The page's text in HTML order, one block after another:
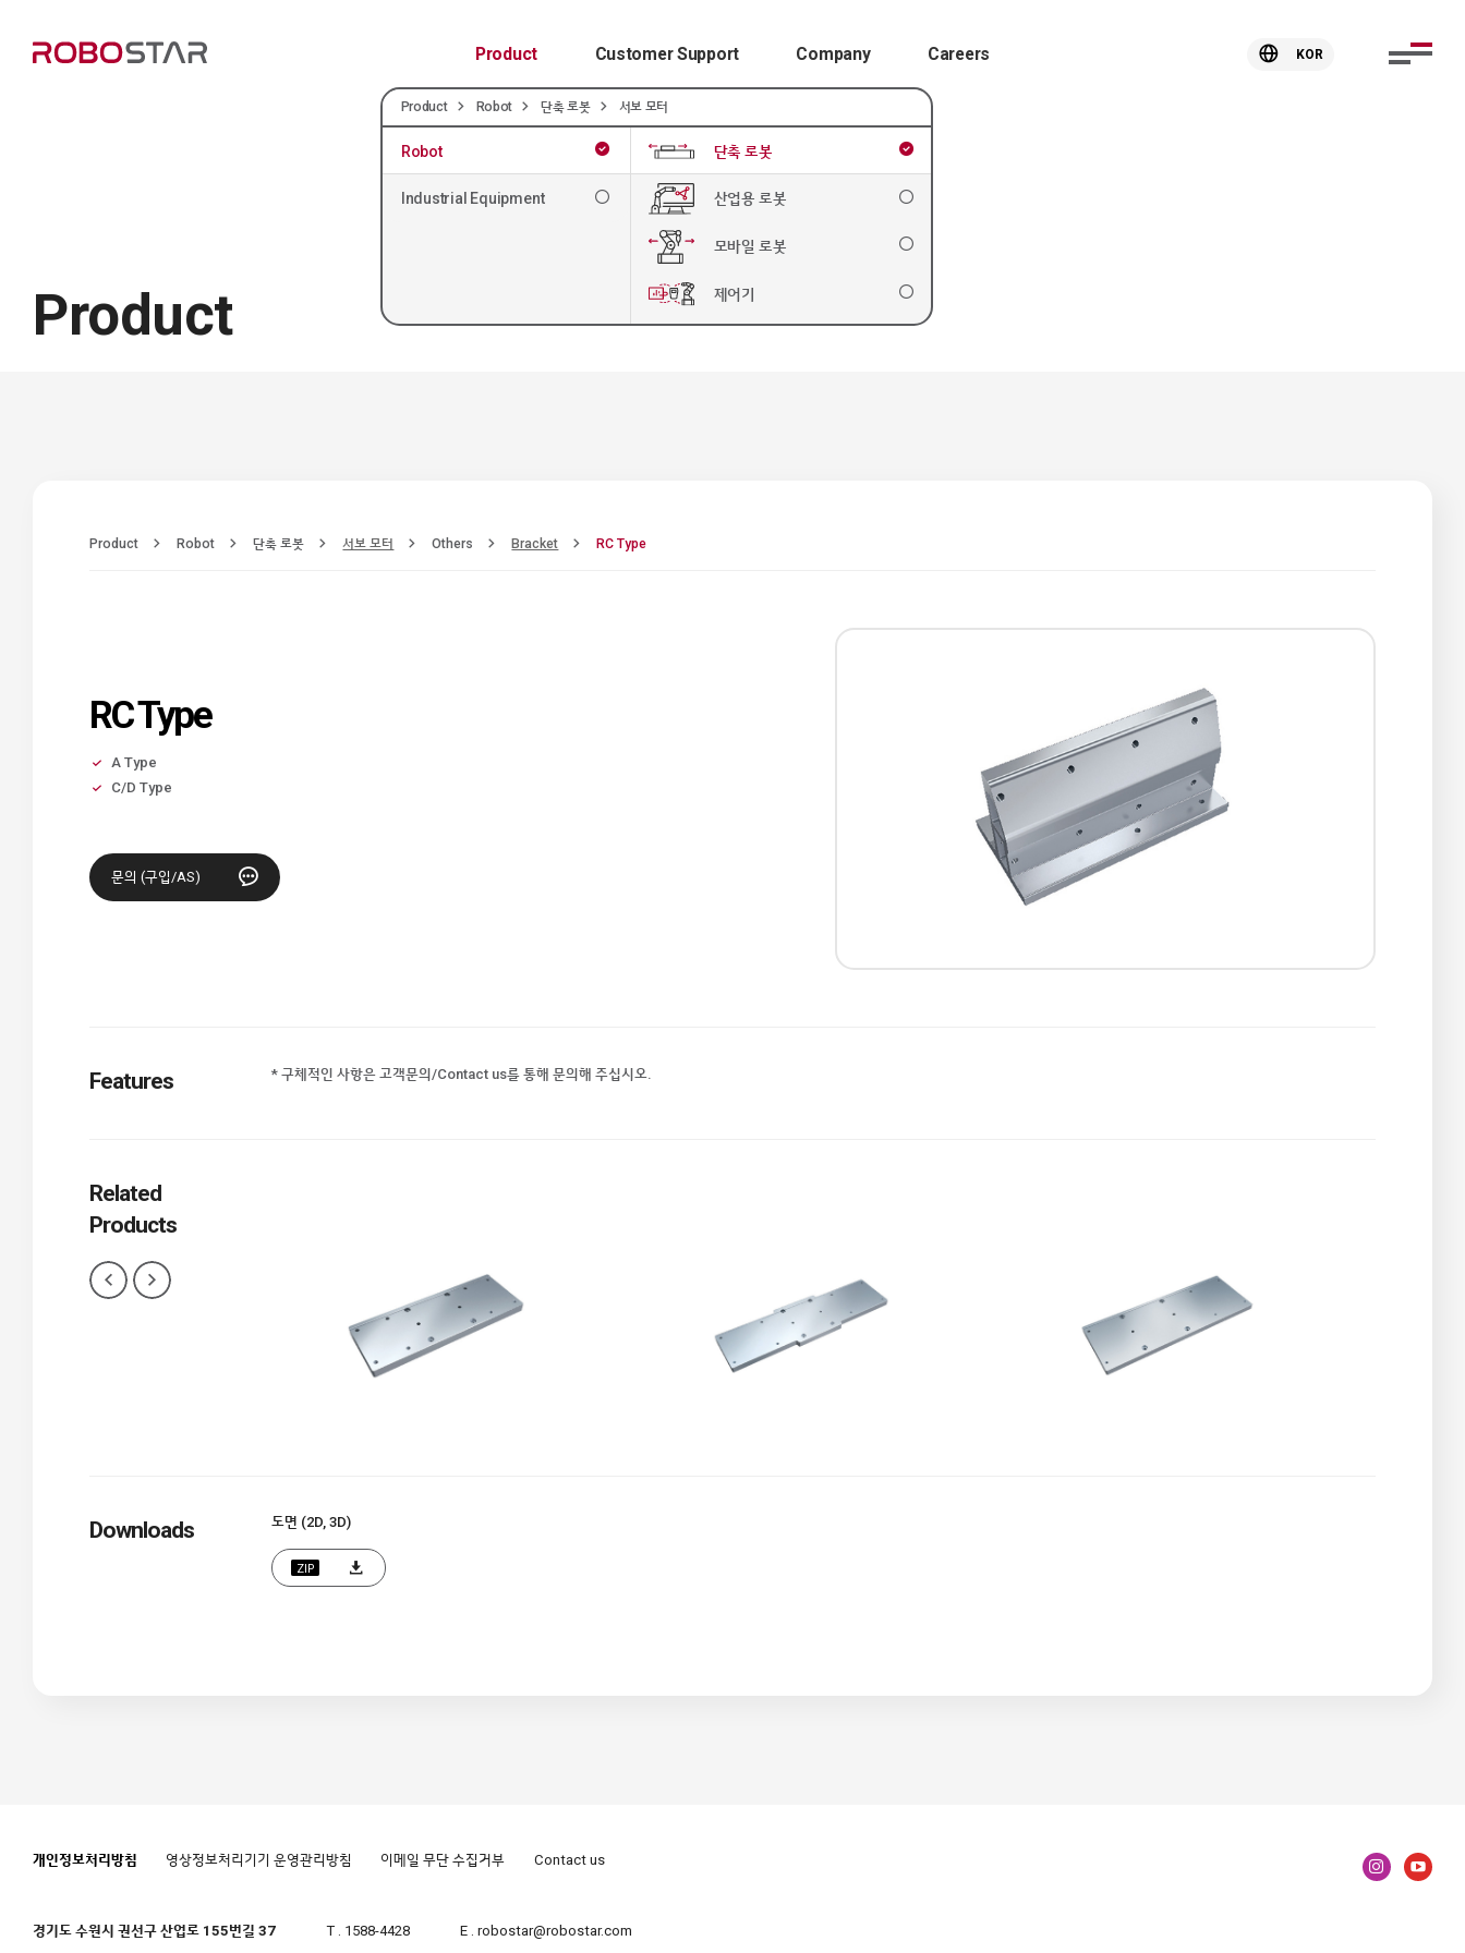
KOR
Product
Product Robot 단축 로봇 서보 모터
Robot 단축 로봇
산업용 로봇
모바일 로봇
제어기
Industrial Equipment
Customer Support Company Careers
Product
Product Robot 단축 로봇 서보 모터 Others Bracket RC Type
RC Type
A Type
C/D Type
문의 (구입/AS)
Features * 구체적인 사항은 고객문의/Contact us를 통해 문의해 주십시오.
Related
Products
Downloads 도면 (2D, 3D)
ZIP
개인정보처리방침 영상정보처리기기 운영관리방침 이메일 무단 수집거부 Contact us
경기도 수원시 권선구 산업로 155번길 37 T . 1588-4428 E . robostar@robostar.com